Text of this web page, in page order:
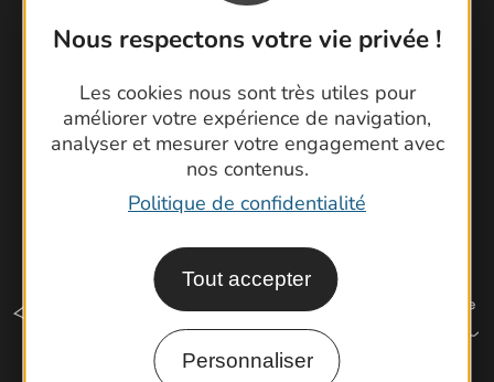
Nous respectons votre vie privée !
Les cookies nous sont très utiles pour
améliorer votre expérience de navigation,
analyser et mesurer votre engagement avec
nos contenus.
Politique de confidentialité
Tout accepter
Personnaliser
Latitude Gard